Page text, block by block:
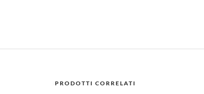
PRODOTTI CORRELATI